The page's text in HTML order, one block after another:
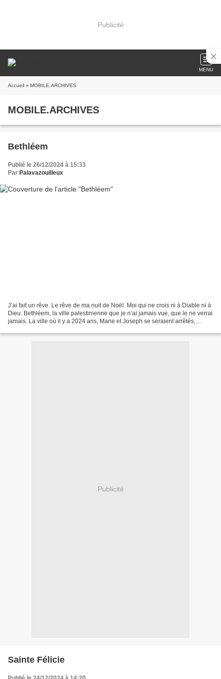
Publicité
MENU
Accueil » MOBILE.ARCHIVES
MOBILE.ARCHIVES
Bethléem
Publié le 26/12/2024 à 15:33
Par Palavazouilleux
J’ai fait un rêve. Le rêve de ma nuit de Noël. Moi qui ne crois ni à Diable ni à
Dieu. Bethléem, la ville palestinienne que je n’ai jamais vue, que le ne verrai
jamais. La ville où il y a 2024 ans, Marie et Joseph se seraient arrêtés,
Publicité
Sainte Félicie